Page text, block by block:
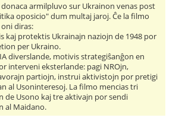
donaca armilpluvo sur Ukrainon venas post
oposicio" dum multaj jaroj. Ĉe la filmo
diras:
kaj protektis Ukrainajn naziojn de 1948 por
per Ukraino.
diverslande, motivis strategiŝanĝon en
interveni eksterlande: pagi NROjn,
partiojn, instrui aktivistojn por pretigi
al Usoninteresoj. La filmo mencias tri
de Usono kaj tre aktivajn por sendi
al Maidano.